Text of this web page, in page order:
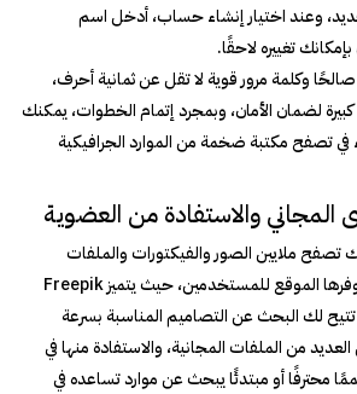
وعند اختيار إنشاء حساب، أدخل اسم
تغييره لاحقًا.
صالحًا وكلمة مرور قوية لا تقل عن ثمانية أحرف،
لضمان الأمان، وبمجرد إتمام الخطوات، يمكنك
في تصفح مكتبة ضخمة من الموارد الجرافيكية
والاستفادة من العضوية
تصفح ملايين الصور والفيكتورات والملفات
الجرافيكية المجانية التي يوفرها الموقع للمستخدمين، حيث يتميز Freepik
لك البحث عن التصاميم المناسبة بسرعة
من الملفات المجانية، والاستفادة منها في
محترفًا أو مبتدئًا يبحث عن موارد تساعده في